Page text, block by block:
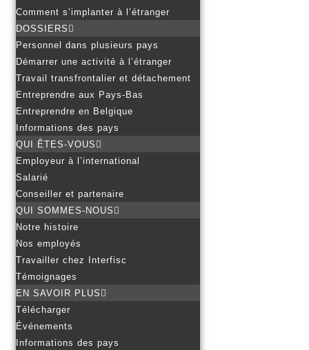
Comment s’implanter à l’étranger
DOSSIERS
Personnel dans plusieurs pays
Démarrer une activité à l’étranger
Travail transfrontalier et détachement
Entreprendre aux Pays-Bas
Entreprendre en Belgique
Informations des pays
QUI ÊTES-VOUS
Employeur à l’international
Salarié
Conseiller et partenaire
QUI SOMMES-NOUS
Notre histoire
Nos employés
Travailler chez Interfisc
Témoignages
EN SAVOIR PLUS
Télécharger
Événements
Informations des pays